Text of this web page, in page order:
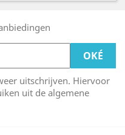
uitschrijven. Hiervoor
uit de algemene